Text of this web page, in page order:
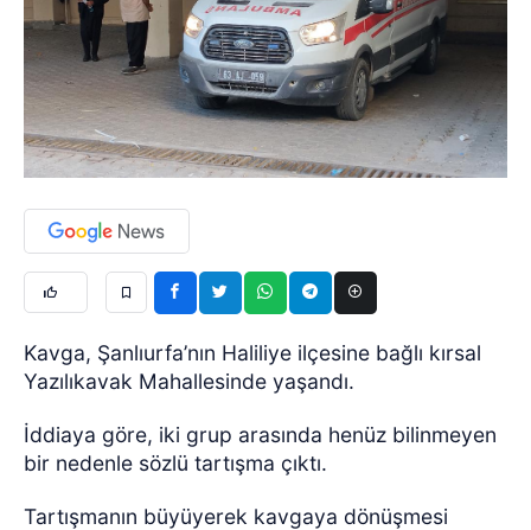
Kavga, Şanlıurfa’nın Haliliye ilçesine bağlı kırsal
Yazılıkavak Mahallesinde yaşandı.
İddiaya göre, iki grup arasında henüz bilinmeyen
bir nedenle sözlü tartışma çıktı.
Tartışmanın büyüyerek kavgaya dönüşmesi